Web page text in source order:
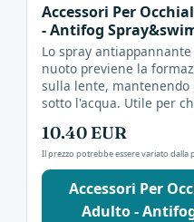
Accessori Per
- Antifog
Antiappannante
Lo spray
nuoto previene la
sulla lente,
sotto l'acqua. Utile per
limpida...
10.40 EUR
Il prezzo potrebbe essere variato dalla
Accessori Per
Adulto -